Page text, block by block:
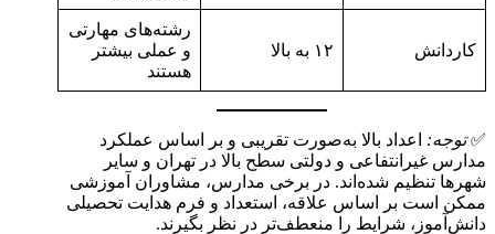
کاردانش ۱۲ به بالا
رشته‌های مهارتی
و عملی بیشتر
هستند
✅توجه: اعداد بالا به‌صورت تقریبی و بر اساس عملکرد
مدارس غیرانتفاعی و دولتی سطح بالا در تهران و سایر
شهرها تنظیم شده‌اند. در برخی مدارس، مشاوران آموزشی
ممکن است بر اساس علاقه، استعداد و فرم هدایت تحصیلی
دانش‌آموز، شرایط را منعطف‌تر در نظر بگیرند.